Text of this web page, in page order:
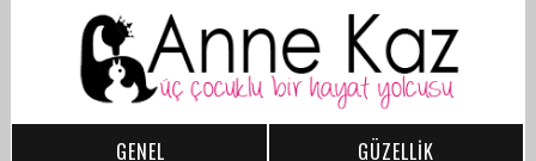
GENEL
GÜZELLİK